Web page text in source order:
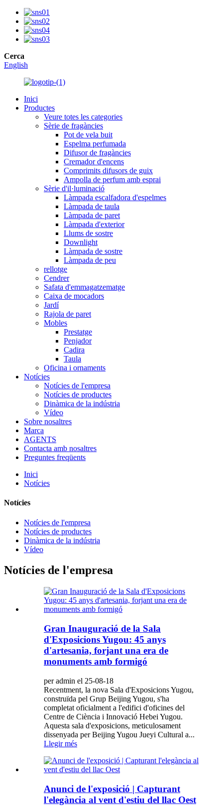
Cerca
English
Inici
Productes
Veure totes les categories
Sèrie de fragàncies
Pot de vela buit
Espelma perfumada
Difusor de fragàncies
Cremador d'encens
Comprimits difusors de guix
Ampolla de perfum amb esprai
Sèrie d'il·luminació
Làmpada escalfadora d'espelmes
Làmpada de taula
Làmpada de paret
Làmpada d'exterior
Llums de sostre
Downlight
Làmpada de sostre
Làmpada de peu
rellotge
Cendrer
Safata d'emmagatzematge
Caixa de mocadors
Jardí
Rajola de paret
Mobles
Prestatge
Penjador
Cadira
Taula
Oficina i ornaments
Notícies
Notícies de l'empresa
Notícies de productes
Dinàmica de la indústria
Vídeo
Sobre nosaltres
Marca
AGENTS
Contacta amb nosaltres
Preguntes freqüents
Inici
Notícies
Notícies
Notícies de l'empresa
Notícies de productes
Dinàmica de la indústria
Vídeo
Notícies de l'empresa
Gran Inauguració de la Sala
d'Exposicions Yugou: 45 anys
d'artesania, forjant una era de
monuments amb formigó
per admin el 25-08-18
Recentment, la nova Sala d'Exposicions Yugou,
construïda pel Grup Beijing Yugou, s'ha
completat oficialment a l'edifici d'oficines del
Centre de Ciència i Innovació Hebei Yugou.
Aquesta sala d'exposicions, meticulosament
dissenyada per Beijing Yugou Jueyi Cultural a...
Llegir més
Anunci de l'exposició | Capturant
l'elegància al vent d'estiu del llac Oest